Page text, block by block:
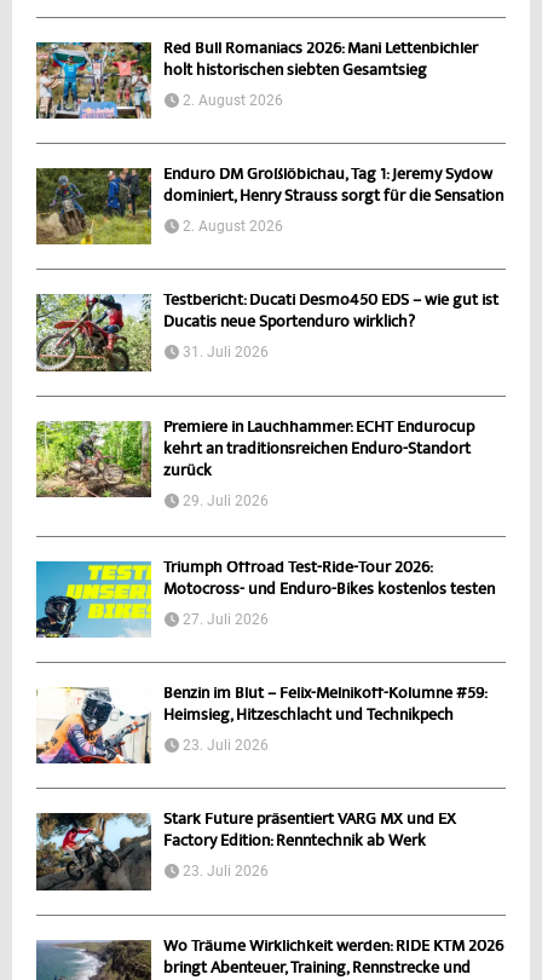
Red Bull Romaniacs 2026: Mani Lettenbichler
holt historischen siebten Gesamtsieg
2. August 2026
Enduro DM Großlöbichau, Tag 1: Jeremy Sydow
dominiert, Henry Strauss sorgt für die Sensation
2. August 2026
Testbericht: Ducati Desmo450 EDS – wie gut ist
Ducatis neue Sportenduro wirklich?
31. Juli 2026
Premiere in Lauchhammer: ECHT Endurocup
kehrt an traditionsreichen Enduro-Standort
zurück
29. Juli 2026
Triumph Offroad Test-Ride-Tour 2026:
Motocross- und Enduro-Bikes kostenlos testen
27. Juli 2026
Benzin im Blut – Felix-Melnikoff-Kolumne #59:
Heimsieg, Hitzeschlacht und Technikpech
23. Juli 2026
Stark Future präsentiert VARG MX und EX
Factory Edition: Renntechnik ab Werk
23. Juli 2026
Wo Träume Wirklichkeit werden: RIDE KTM 2026
bringt Abenteuer, Training, Rennstrecke und